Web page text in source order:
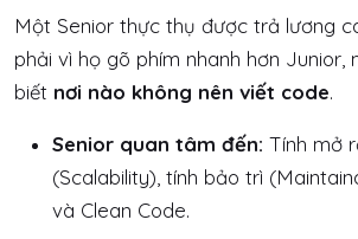
Một Senior thực thụ được trả lương
phải vì họ gõ phím nhanh hơn Junior,
biết nơi nào không nên viết code.
Senior quan tâm đến: Tính mở
(Scalability), tính bảo trì
và Clean Code.